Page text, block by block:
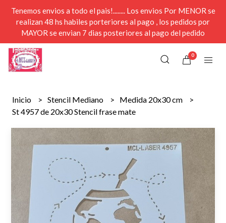
Tenemos envios a todo el pais!........ Los envios Por MENOR se
realizan 48 hs habiles porteriores al pago , los pedidos por
MAYOR se envian 7 dias posteriores al pago del pedido
0
Inicio Stencil Mediano
Medida 20x30 cm
St 4957 de 20x30 Stencil frase mate